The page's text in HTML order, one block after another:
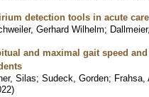
detection tools in acute
Gerhard Wilhelm;
and maximal gait speed
Silas; Sudeck, Gorden; Frahsa,
)